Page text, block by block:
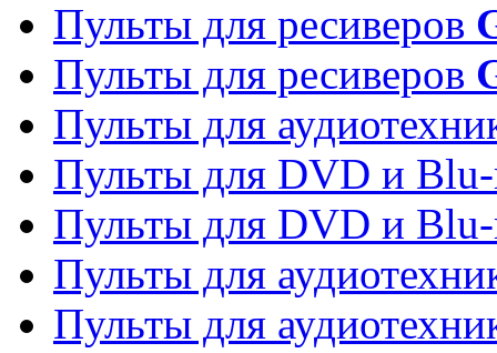
Пульты для ресиверов
Пульты для ресиверов
Пульты для
Пульты для DVD и
Пульты для DVD и
Пульты для
Пульты для